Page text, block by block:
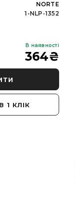
NORTE
1-NLP-1352
В наявності
364₴
1 КЛІК